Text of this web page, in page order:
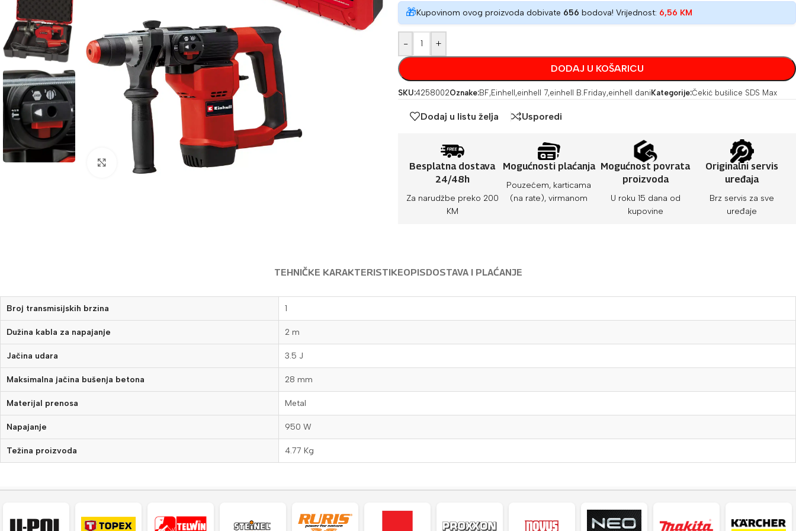
Povećaj sliku
🎁Kupovinom ovog proizvoda dobivate 656 bodova! Vrijednost: 6,56 KM
- +
DODAJ U KOŠARICU
SKU:4258002Oznake:BF,Einhell,einhell 7,einhell B.Friday,einhell daniKategorije:Čekić bušilice SDS Max
Dodaj u listu želja Usporedi
Besplatna dostava
24/48h
Za narudžbe preko 200
KM
Mogućnosti plaćanja
Pouzećem, karticama
(na rate), virmanom
Mogućnost povrata
proizvoda
U roku 15 dana od
kupovine
Originalni servis
uređaja
Brz servis za sve
uređaje
TEHNIČKE KARAKTERISTIKEOPISDOSTAVA I PLAĆANJE
Broj transmisijskih brzina 1
Dužina kabla za napajanje 2 m
Jačina udara 3.5 J
Maksimalna jačina bušenja betona 28 mm
Materijal prenosa Metal
Napajanje 950 W
Težina proizvoda 4.77 Kg